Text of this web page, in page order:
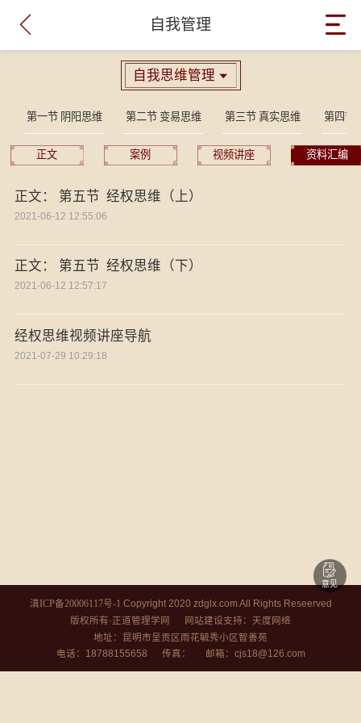
自我管理

意见
自我思维管理 
第一节 阴阳思维 第二节 变易思维 第三节 真实思维 第四节
正文 案例 视频讲座 资料汇编
正文： 第五节 经权思维（上）
2021-06-12 12:55:06
正文： 第五节 经权思维（下）
2021-06-12 12:57:17
经权思维视频讲座导航
2021-07-29 10:29:18
滇ICP备20006117号-1 Copyright 2020 zdglx.com All Rights Reseerved
版权所有·正道管理学网
网站建设支持： 天度网络
地址：昆明市呈贡区雨花毓秀小区智善苑
电话：18788155658 传真： 邮箱：cjs18@126.com